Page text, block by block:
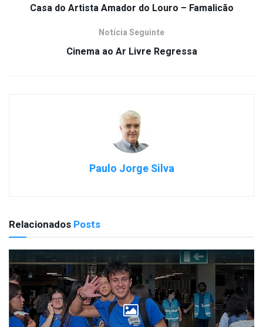
Casa do Artista Amador do Louro – Famalicão
Notícia Seguinte
Cinema ao Ar Livre Regressa
Paulo Jorge Silva
Relacionados Posts